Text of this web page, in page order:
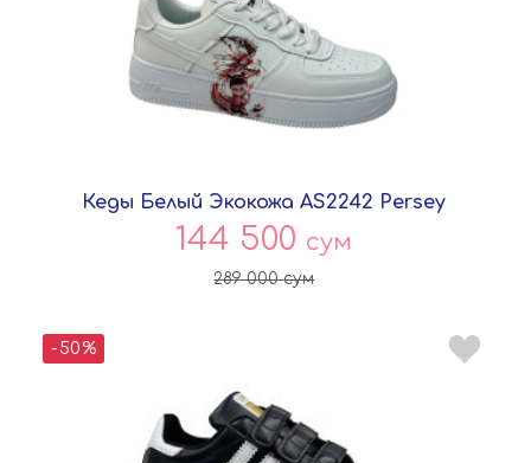
Кеды Белый Экокожа AS2242 Persey
144 500 сум
289 000сум
-50%